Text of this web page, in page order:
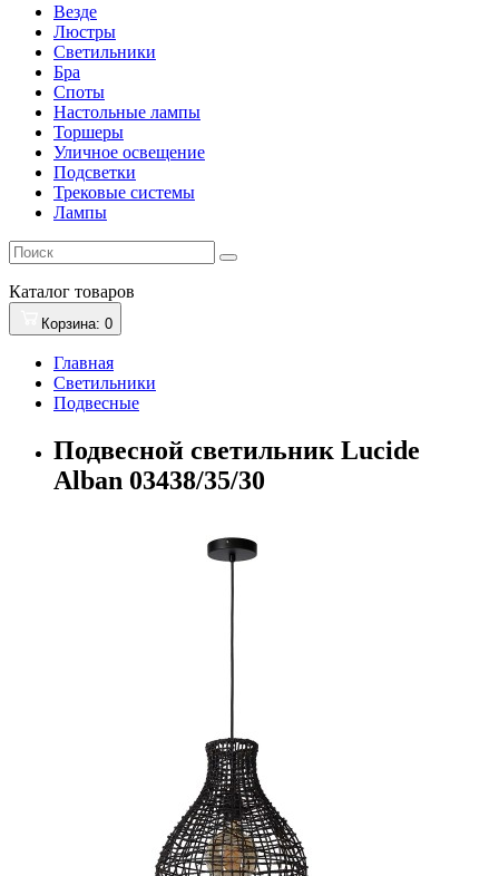
Везде
Люстры
Светильники
Бра
Споты
Настольные лампы
Торшеры
Уличное освещение
Подсветки
Трековые системы
Лампы
Каталог товаров
Корзина: 0
Главная
Светильники
Подвесные
Подвесной светильник Lucide
Alban 03438/35/30